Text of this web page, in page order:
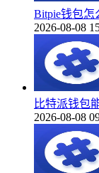
Bitpie钱包
2026-08-08
比特派钱包
2026-08-08